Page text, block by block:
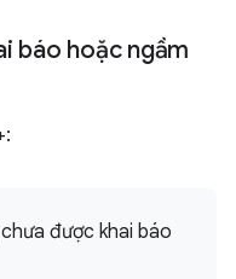
báo hoặc ngầm
được khai báo